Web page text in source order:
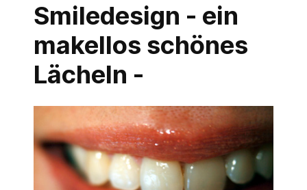
Smiledesign - ein
makellos schönes
Lächeln -